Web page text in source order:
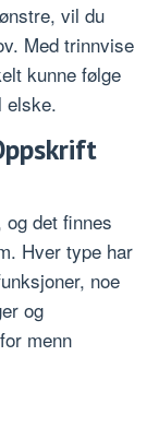
vil du
Med trinnvise
kunne følge
elske.
det finnes
Hver type har
noe
og
menn